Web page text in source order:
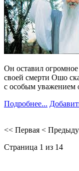
Он оставил огромное
своей смерти Ошо
с особым уважением
Подробнее...
<< Первая <
Страница 1 из 14